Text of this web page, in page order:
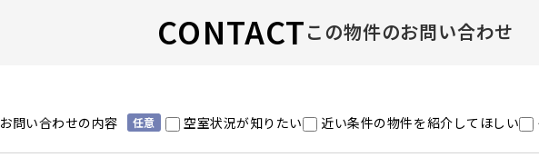
CONTACTこの物件のお問い合わせ
お問い合わせの内容 任意 空室状況が知りたい 近い条件の物件を紹介してほしい